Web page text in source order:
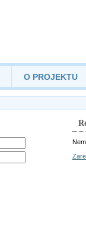
O PROJEKTU